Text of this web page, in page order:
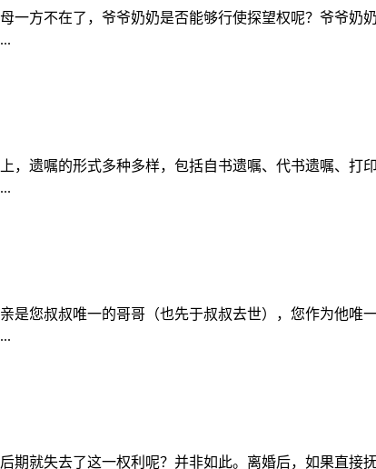
方不在了，爷爷奶奶是否能够行使探望权呢？爷爷奶
遗嘱的形式多种多样，包括自书遗嘱、代书遗嘱、打
您叔叔唯一的哥哥（也先于叔叔去世），您作为他唯
就失去了这一权利呢？并非如此。离婚后，如果直接